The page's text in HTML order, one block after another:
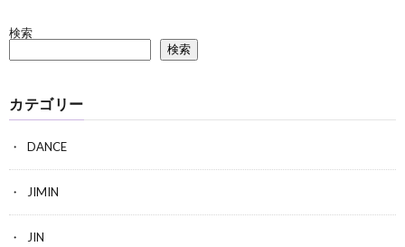
検索
検索
カテゴリー
DANCE
JIMIN
JIN